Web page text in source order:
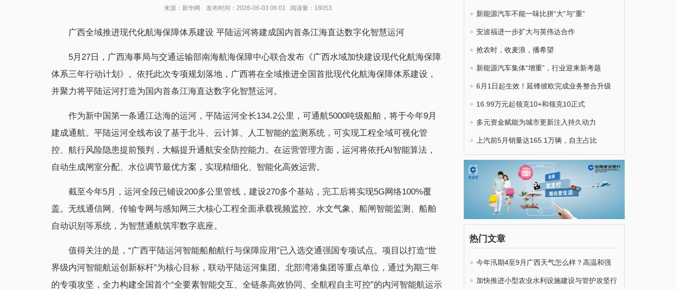
来源：新华网 发布时间：2026-06-03 06:01 阅读量：18053
广西全域推进现代化航海保障体系建设 平陆运河将建成国内首条江海直达数字化智慧运河
5月27日，广西海事局与交通运输部南海航海保障中心联合发布《广西水域加快建设现代化航海保障
体系三年行动计划》。依托此次专项规划落地，广西将在全域推进全国首批现代化航海保障体系建设，
并聚力将平陆运河打造为国内首条江海直达数字化智慧运河。
作为新中国第一条通江达海的运河，平陆运河全长134.2公里，可通航5000吨级船舶，将于今年9月
建成通航。平陆运河全线布设了基于北斗、云计算、人工智能的监测系统，可实现工程全域可视化管
控、航行风险隐患提前预判，大幅提升通航安全防控能力。在运营管理方面，运河将依托AI智能算法，
自动生成闸室分配、水位调节最优方案，实现精细化、智能化高效运营。
截至今年5月，运河全段已铺设200多公里管线，建设270多个基站，完工后将实现5G网络100%覆
盖。无线通信网、传输专网与感知网三大核心工程全面承载视频监控、水文气象、船闸智能监测、船舶
自动识别等系统，为智慧通航筑牢数字底座。
值得关注的是，“广西平陆运河智能船舶航行与保障应用”已入选交通强国专项试点。项目以打造“世
界级内河智能航运创新标杆”为核心目标，联动平陆运河集团、北部湾港集团等重点单位，通过为期三年
的专项攻坚，全力构建全国首个“全要素智能交互、全链条高效协同、全航程自主可控”的内河智能航运示
新能源汽车不能一味比拼“大”与“重”
安波福进一步扩大与英伟达合作
抢农时，收麦浪，播希望
新能源汽车集体“增重”，行业迎来新考题
6月1日起生效！延锋彼欧完成业务整合升级
16.99万元起领克10+和领克10正式
多元资金赋能为城市更新注入持久动力
上汽前5月销量达165.1万辆，自主占比
热门文章
今年汛期4至9月广西天气怎么样？高温和强
加快推进小型农业水利设施建设与管护攻坚行